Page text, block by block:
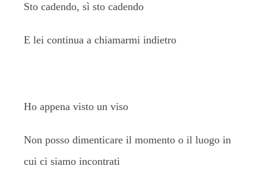
Sto cadendo, sì sto cadendo
E lei continua a chiamarmi indietro
Ho appena visto un viso
Non posso dimenticare il momento o il luogo in
cui ci siamo incontrati